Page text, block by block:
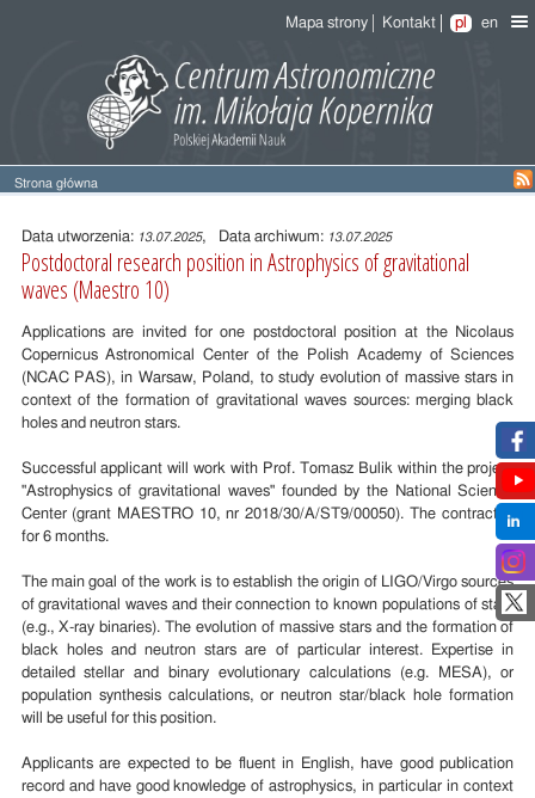
Mapa strony Kontakt pl en
Strona główna
Treść
wpisuData utworzenia: 13.07.2025, Data archiwum: 13.07.2025
Postdoctoral research position in Astrophysics of gravitational
waves (Maestro 10)
Applications are invited for one postdoctoral position at the Nicolaus
Copernicus Astronomical Center of the Polish Academy of Sciences
(NCAC PAS), in Warsaw, Poland, to study evolution of massive stars in
context of the formation of gravitational waves sources: merging black
holes and neutron stars.
Successful applicant will work with Prof. Tomasz Bulik within the project
"Astrophysics of gravitational waves" founded by the National Science
Center (grant MAESTRO 10, nr 2018/30/A/ST9/00050). The contract is
for 6 months.
The main goal of the work is to establish the origin of LIGO/Virgo sources
of gravitational waves and their connection to known populations of stars
(e.g., X-ray binaries). The evolution of massive stars and the formation of
black holes and neutron stars are of particular interest. Expertise in
detailed stellar and binary evolutionary calculations (e.g. MESA), or
population synthesis calculations, or neutron star/black hole formation
will be useful for this position.
Applicants are expected to be fluent in English, have good publication
record and have good knowledge of astrophysics, in particular in context